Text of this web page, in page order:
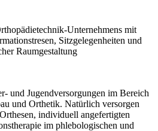
und Jugendversorgungen im Bereich
und Orthetik. Natürlich versorgen
individuell angefertigten
im phlebologischen und